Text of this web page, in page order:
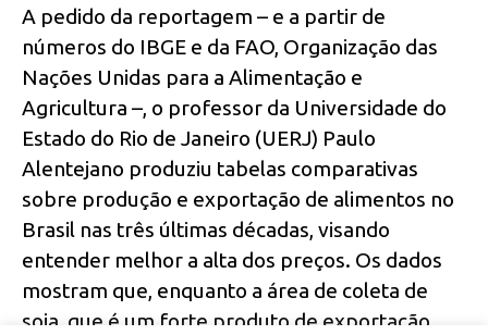
A pedido da reportagem – e a partir de
números do IBGE e da FAO, Organização das
Nações Unidas para a Alimentação e
Agricultura –, o professor da Universidade do
Estado do Rio de Janeiro (UERJ) Paulo
Alentejano produziu tabelas comparativas
sobre produção e exportação de alimentos no
Brasil nas três últimas décadas, visando
entender melhor a alta dos preços. Os dados
mostram que, enquanto a área de coleta de
soja, que é um forte produto de exportação,